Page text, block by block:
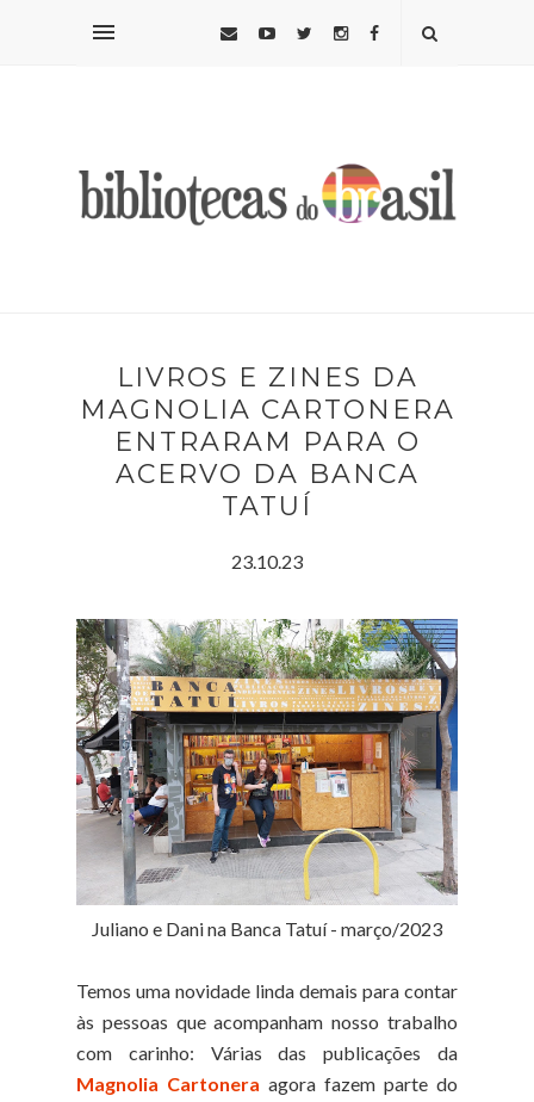
LIVROS E ZINES DA
MAGNOLIA CARTONERA
ENTRARAM PARA O
ACERVO DA BANCA
TATUÍ
23.10.23
Juliano e Dani na Banca Tatuí - março/2023
Temos uma novidade linda demais para contar
às pessoas que acompanham nosso trabalho
com carinho: Várias das publicações da
Magnolia Cartonera agora fazem parte do